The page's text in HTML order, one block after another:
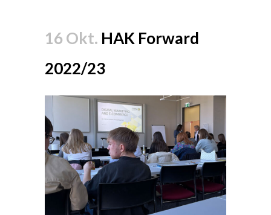
16 Okt. HAK Forward
2022/23